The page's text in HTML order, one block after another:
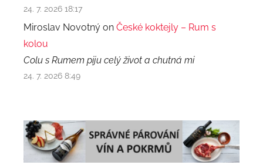
24. 7. 2026 18:17
Miroslav Novotný on České koktejly – Rum s
kolou
Colu s Rumem piju celý život a chutná mi
24. 7. 2026 8:49